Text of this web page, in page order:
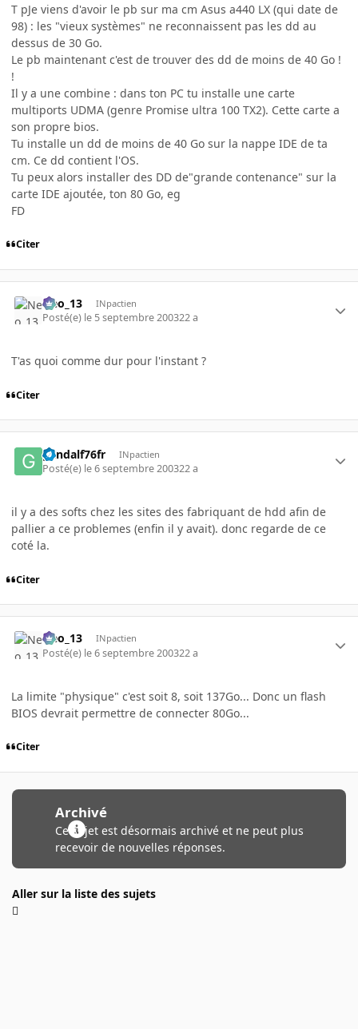
T pJe viens d'avoir le pb sur ma cm Asus a440 LX (qui date de
98) : les "vieux systèmes" ne reconnaissent pas les dd au
dessus de 30 Go.
Le pb maintenant c'est de trouver des dd de moins de 40 Go !
!
Il y a une combine : dans ton PC tu installe une carte
multiports UDMA (genre Promise ultra 100 TX2). Cette carte a
son propre bios.
Tu installe un dd de moins de 40 Go sur la nappe IDE de ta
cm. Ce dd contient l'OS.
Tu peux alors installer des DD de"grande contenance" sur la
carte IDE ajoutée, ton 80 Go, eg
FD
Citer
Neo_13 INpactien
Posté(e) le 5 septembre 200322 a
T'as quoi comme dur pour l'instant ?
Citer
gandalf76fr INpactien
Posté(e) le 6 septembre 200322 a
il y a des softs chez les sites des fabriquant de hdd afin de
pallier a ce problemes (enfin il y avait). donc regarde de ce
coté la.
Citer
Neo_13 INpactien
Posté(e) le 6 septembre 200322 a
La limite "physique" c'est soit 8, soit 137Go... Donc un flash
BIOS devrait permettre de connecter 80Go...
Citer
Archivé
Ce sujet est désormais archivé et ne peut plus
recevoir de nouvelles réponses.
Aller sur la liste des sujets